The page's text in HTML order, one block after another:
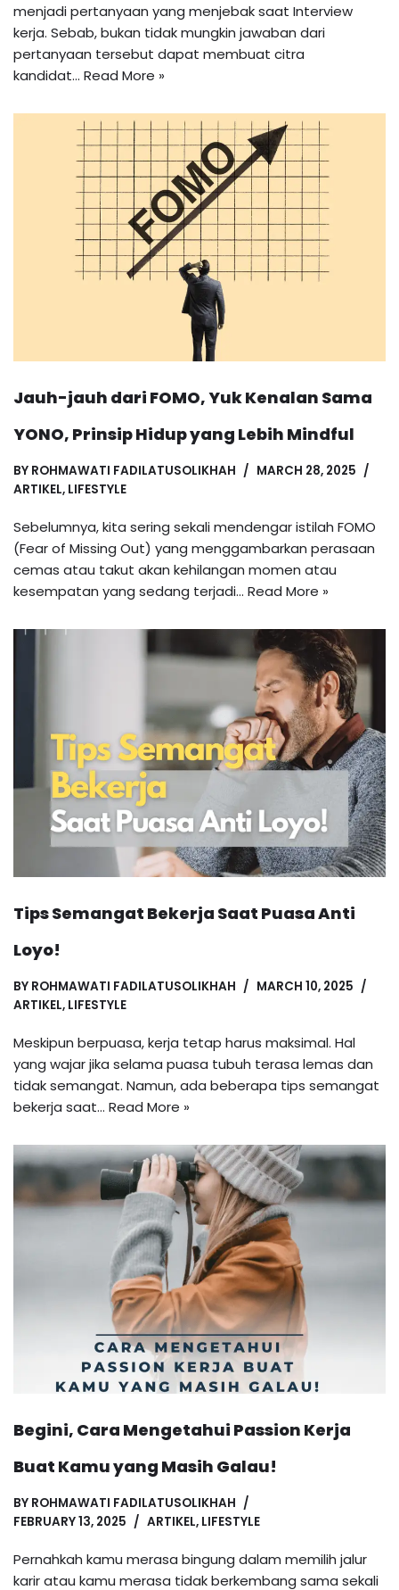
menjadi pertanyaan yang menjebak saat Interview
kerja. Sebab, bukan tidak mungkin jawaban dari
pertanyaan tersebut dapat membuat citra
kandidat… Read More »
Jauh-jauh dari FOMO, Yuk Kenalan Sama
YONO, Prinsip Hidup yang Lebih Mindful
BY ROHMAWATI FADILATUSOLIKHAH
MARCH 28, 2025
ARTIKEL, LIFESTYLE
Sebelumnya, kita sering sekali mendengar istilah FOMO
(Fear of Missing Out) yang menggambarkan perasaan
cemas atau takut akan kehilangan momen atau
kesempatan yang sedang terjadi… Read More »
Tips Semangat Bekerja Saat Puasa Anti
Loyo!
BY ROHMAWATI FADILATUSOLIKHAH
MARCH 10, 2025
ARTIKEL, LIFESTYLE
Meskipun berpuasa, kerja tetap harus maksimal. Hal
yang wajar jika selama puasa tubuh terasa lemas dan
tidak semangat. Namun, ada beberapa tips semangat
bekerja saat… Read More »
Begini, Cara Mengetahui Passion Kerja
Buat Kamu yang Masih Galau!
BY ROHMAWATI FADILATUSOLIKHAH
FEBRUARY 13, 2025
ARTIKEL, LIFESTYLE
Pernahkah kamu merasa bingung dalam memilih jalur
karir atau kamu merasa tidak berkembang sama sekali